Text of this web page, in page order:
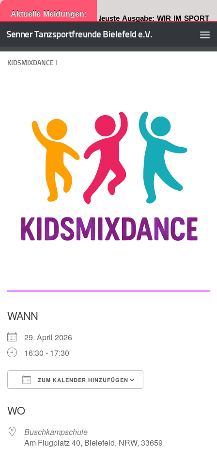
Aktuelle Meldungen: Neuste Ausgabe: WIR IM SPORT
Zum Inhalt springen
Senner Tanzsportfreunde Bielefeld e.V.
KIDSMIXDANCE I
WANN
29. April 2026
16:30 - 17:30
ZUM KALENDER HINZUFÜGEN
WO
Buschkampschule
Am Flugplatz 40, Bielefeld, NRW, 33659